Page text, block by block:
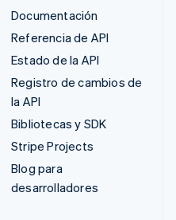
Documentación
Referencia de API
Estado de la API
Registro de cambios de
la API
Bibliotecas y SDK
Stripe Projects
Blog para
desarrolladores